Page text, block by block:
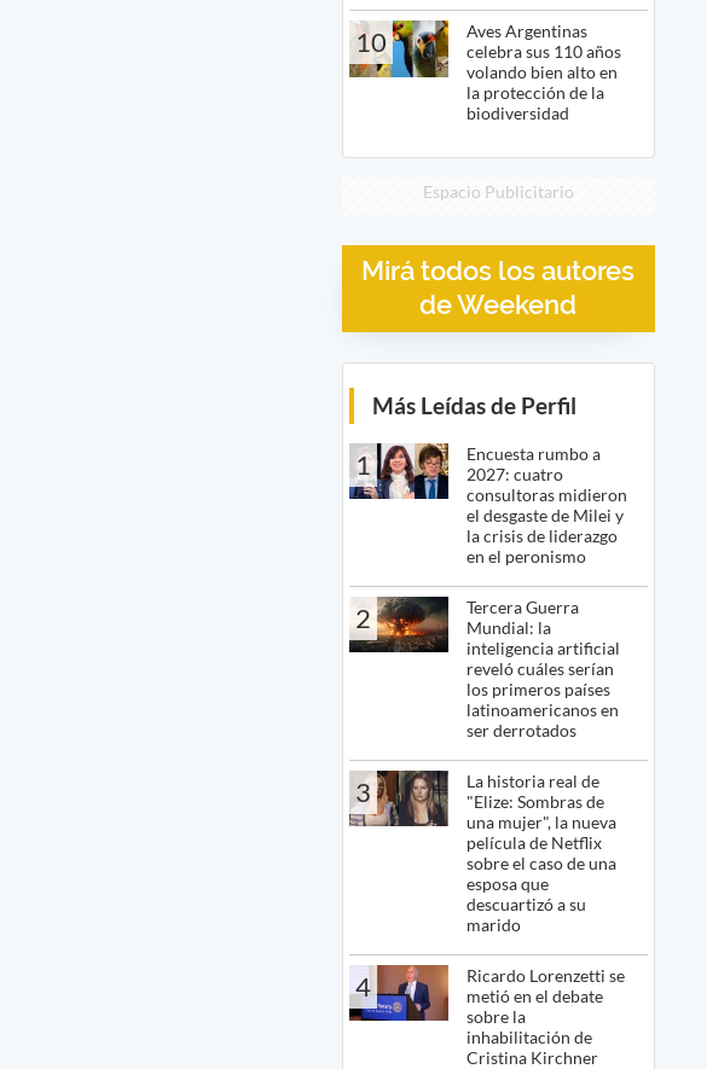
10
Aves Argentinas
celebra sus 110 años
volando bien alto en
la protección de la
biodiversidad
Espacio Publicitario
Mirá todos los autores
de Weekend
Más Leídas de Perfil
1
Encuesta rumbo a
2027: cuatro
consultoras midieron
el desgaste de Milei y
la crisis de liderazgo
en el peronismo
2
Tercera Guerra
Mundial: la
inteligencia artificial
reveló cuáles serían
los primeros países
latinoamericanos en
ser derrotados
3
La historia real de
"Elize: Sombras de
una mujer", la nueva
película de Netflix
sobre el caso de una
esposa que
descuartizó a su
marido
4
Ricardo Lorenzetti se
metió en el debate
sobre la
inhabilitación de
Cristina Kirchner